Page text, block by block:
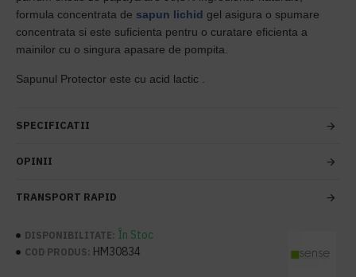
formula concentrata de sapun lichid gel asigura o spumare
concentrata si este suficienta pentru o curatare eficienta a
mainilor cu o singura apasare de pompita.
Sapunul Protector este cu acid lactic .
SPECIFICATII
OPINII
TRANSPORT RAPID
DISPONIBILITATE: În Stoc
COD PRODUS: HM30834